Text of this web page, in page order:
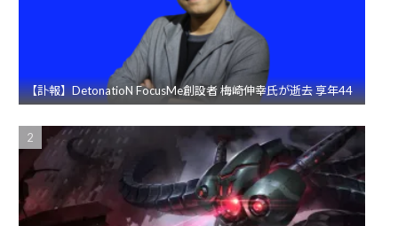
【訃報】DetonatioN FocusMe創設者 梅崎伸幸氏が逝去 享年44